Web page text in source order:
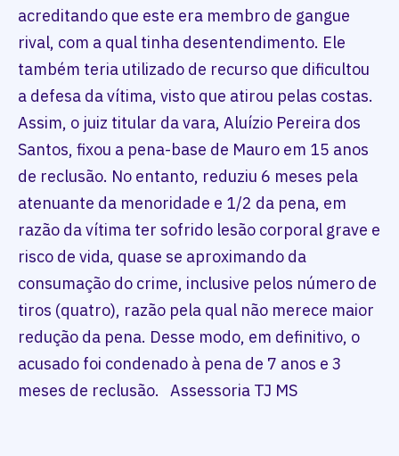
acreditando que este era membro de gangue
rival, com a qual tinha desentendimento. Ele
também teria utilizado de recurso que dificultou
a defesa da vítima, visto que atirou pelas costas.
Assim, o juiz titular da vara, Aluízio Pereira dos
Santos, fixou a pena-base de Mauro em 15 anos
de reclusão. No entanto, reduziu 6 meses pela
atenuante da menoridade e 1/2 da pena, em
razão da vítima ter sofrido lesão corporal grave e
risco de vida, quase se aproximando da
consumação do crime, inclusive pelos número de
tiros (quatro), razão pela qual não merece maior
redução da pena. Desse modo, em definitivo, o
acusado foi condenado à pena de 7 anos e 3
meses de reclusão. Assessoria TJ MS